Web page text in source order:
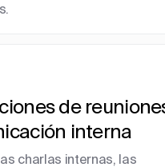
de
interna
charlas internas, las